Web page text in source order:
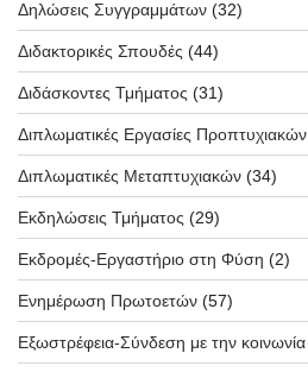
Δηλώσεις Συγγραμμάτων (32)
Διδακτορικές Σπουδές (44)
Διδάσκοντες Τμήματος (31)
Διπλωματικές Εργασίες Προπτυχιακών
Διπλωματικές Μεταπτυχιακών (34)
Εκδηλώσεις Τμήματος (29)
Εκδρομές-Εργαστήριο στη Φύση (2)
Ενημέρωση Πρωτοετών (57)
Εξωστρέφεια-Σύνδεση με την κοινωνία